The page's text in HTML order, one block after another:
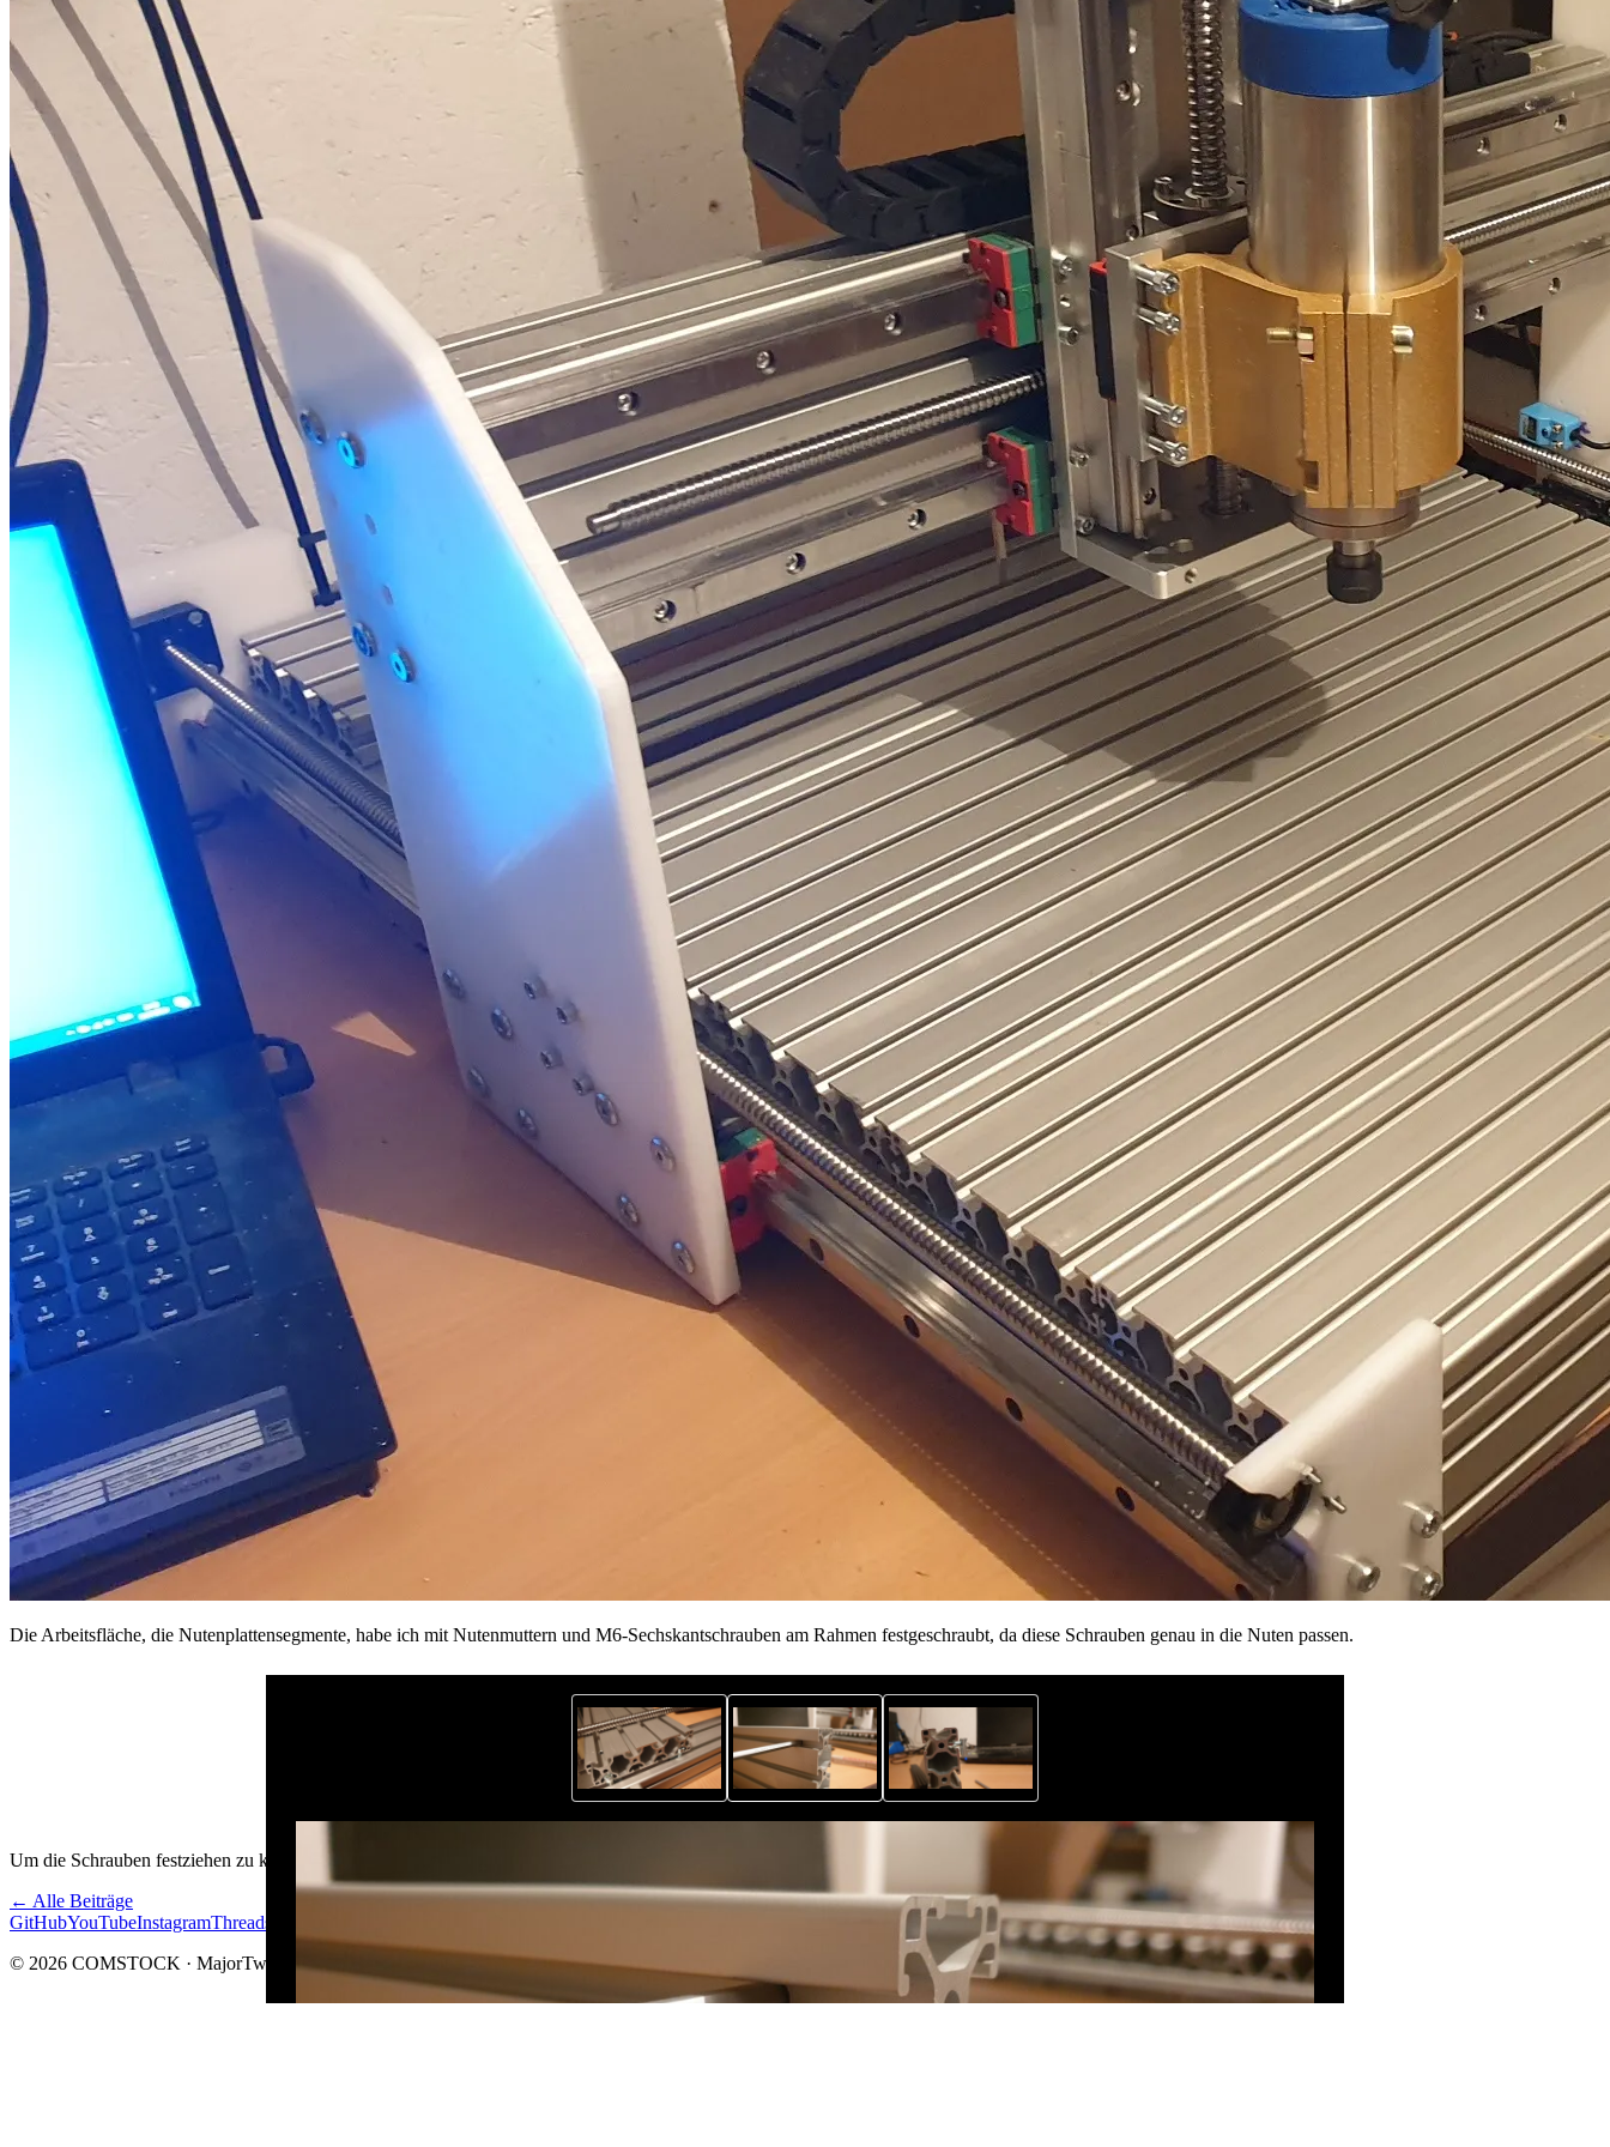
Die Arbeitsfläche, die Nutenplattensegmente, habe ich mit Nutenmuttern und M6-Sechskantschrauben am Rahmen festgeschraubt, da diese Schrauben genau in die Nuten passen.
Um die Schrauben festziehen zu können, habe ich Löcher mit einem Durchmesser von 6mm gebohrt.
← Alle Beiträge
GitHubYouTubeInstagramThreads
© 2026 COMSTOCK · MajorTwip · Alle Rechte vorbehalten.